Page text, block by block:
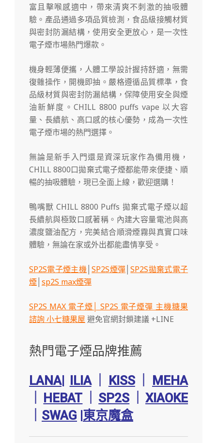
富且擊喉感適中，帶來清爽不刺激的抽吸體
驗。產品通過多項品質檢測，食品級接觸材質
與密封防漏結構，使用安全更放心，是一次性
電子煙市場熱門爆款。
機身輕薄便攜，人體工學設計握持舒適，無需
復雜操作，開機即抽。嚴格遵循品質標準，食
品級材質與密封防漏結構，保障使用安全與煙
油新鮮度。CHILL 8800 puffs vape 以大容
量、長續航、高口感的核心優勢，成為一次性
電子煙市場的熱門選擇。
無論是新手入門還是資深玩家作為備用機，
CHILL 8800口拋棄式電子煙都能帶來便捷、順
暢的抽吸體驗，現已全面上線，歡迎選購！
鴨嘴獸 CHILL 8800 Puffs 拋棄式電子煙以超
長續航與極致口感著稱。內建大容量電池與高
濃度鹽油配方，完美結合順滑煙霧與真實口味
體驗，無論在家或外出都能盡情享受。
SP2S電子煙主機 │SP2S煙彈 │SP2S拋棄式電子
煙 sp2S max煙彈
SP2S MAX 電子煙│ SP2S 電子煙彈 主機糖果
諮詢 小七糖果屋 避免官網封鎖建議 +LINE
熱門電子煙品牌推薦
LANA| ILIA｜ KISS｜
MEHA
HEBAT SP2S ｜XIAOKE
SWAG 東京魔盒